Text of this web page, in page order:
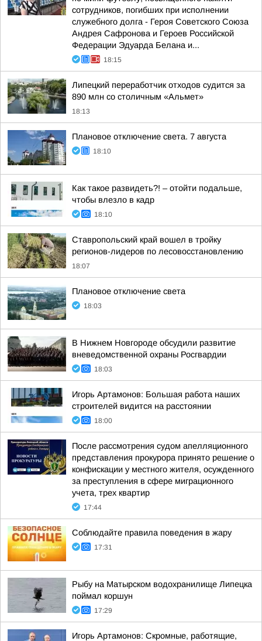
сотрудников, погибших при исполнении
служебного долга - Героя Советского Союза
Андрея Сафронова и Героев Российской
Федерации Эдуарда Белана и...
18:15
Липецкий переработчик отходов судится за
890 млн со столичным «Альмет»
18:13
Плановое отключение света. 7 августа
18:10
Как такое развидеть?! – отойти подальше,
чтобы влезло в кадр
18:10
Ставропольский край вошел в тройку
регионов-лидеров по лесовосстановлению
18:07
Плановое отключение света
18:03
В Нижнем Новгороде обсудили развитие
вневедомственной охраны Росгвардии
18:03
Игорь Артамонов: Большая работа наших
строителей видится на расстоянии
18:00
После рассмотрения судом апелляционного
представления прокурора принято решение о
конфискации у местного жителя, осужденного
за преступления в сфере миграционного
учета, трех квартир
17:44
Соблюдайте правила поведения в жару
17:31
Рыбу на Матырском водохранилище Липецка
поймал коршун
17:29
Игорь Артамонов: Скромные, работящие,